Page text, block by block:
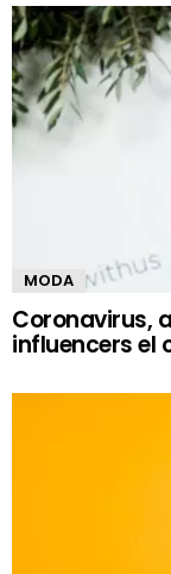
MODA
Coronavirus,
influencers el